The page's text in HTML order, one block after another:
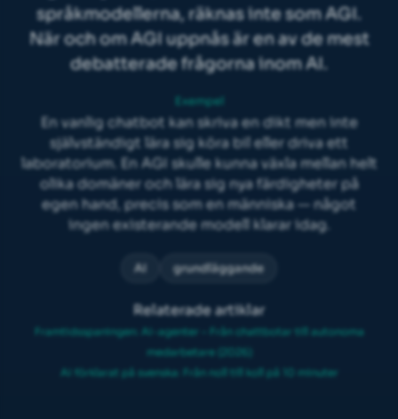
språkmodellerna, räknas inte som AGI.
När och om AGI uppnås är en av de mest
debatterade frågorna inomAI.
Exempel
En vanlig chatbot kan skriva en dikt men inte
självständigt lära sig köra bil eller driva ett
laboratorium. En AGI skulle kunna växla mellan helt
olika domäner och lära sig nya färdigheter på
egen hand, precis som en människa — något
ingen existerande modell klarar idag.
AI grundläggande
Relaterade artiklar
Framtidsspaningen: AI-agenter – Från chattbotar till autonoma
medarbetare (2026)
AI förklarat på svenska: Från noll till koll på 10 minuter